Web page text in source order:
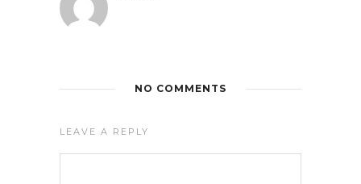
NO COMMENTS
LEAVE A REPLY